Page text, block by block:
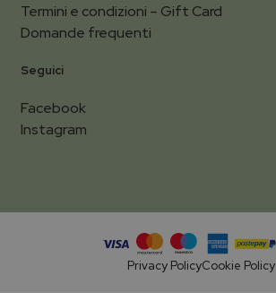
Termini e condizioni – Gift Card
Domande frequenti
Seguici
Facebook
Instagram
Privacy PolicyCookie Policy